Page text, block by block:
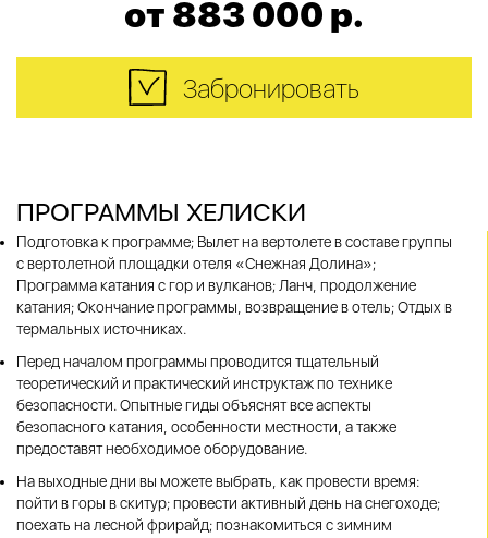
от 883 000 р.
Забронировать
ПРОГРАММЫ ХЕЛИСКИ
Подготовка к программе; Вылет на вертолете в составе группы
с вертолетной площадки отеля «Снежная Долина»;
Программа катания с гор и вулканов; Ланч, продолжение
катания; Окончание программы, возвращение в отель; Отдых в
термальных источниках.
Перед началом программы проводится тщательный
теоретический и практический инструктаж по технике
безопасности. Опытные гиды объяснят все аспекты
безопасного катания, особенности местности, а также
предоставят необходимое оборудование.
На выходные дни вы можете выбрать, как провести время:
пойти в горы в скитур; провести активный день на снегоходе;
поехать на лесной фрирайд; познакомиться с зимним